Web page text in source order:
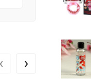
‹ ›